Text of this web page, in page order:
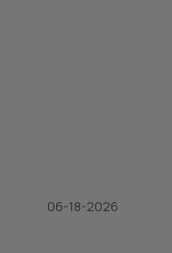
06-18-2026